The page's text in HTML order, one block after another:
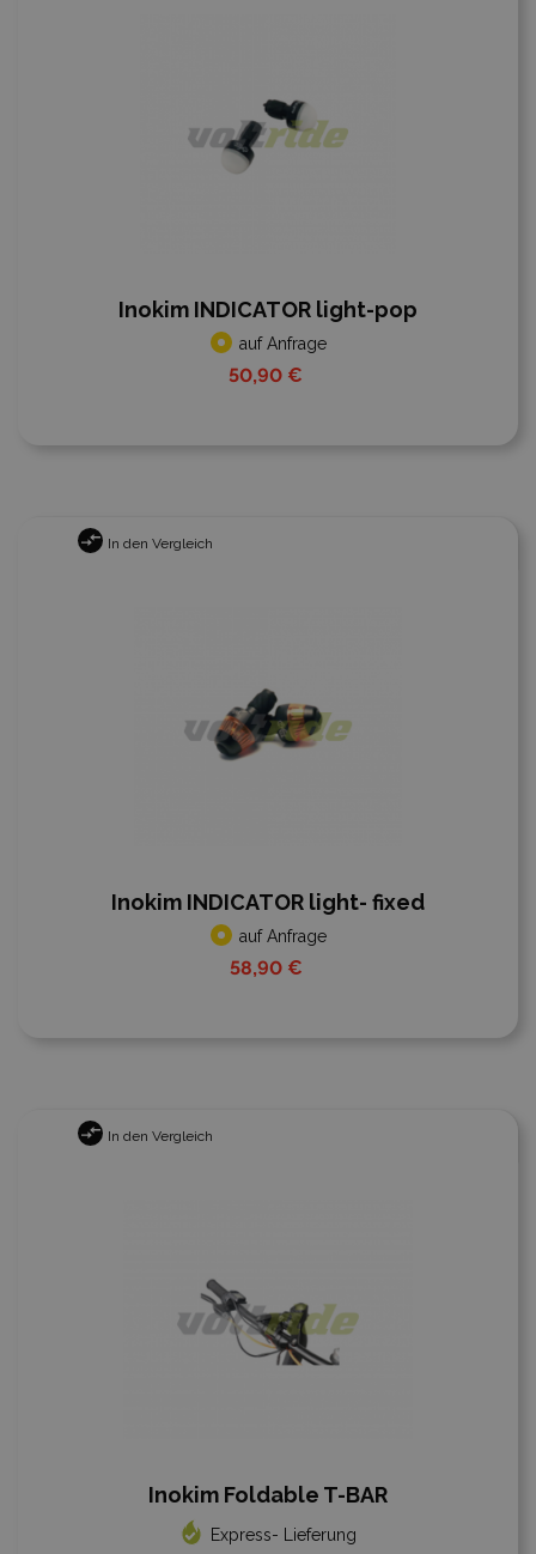
Inokim INDICATOR light-pop
auf Anfrage
50,90 €
In den Vergleich
Inokim INDICATOR light- fixed
auf Anfrage
58,90 €
In den Vergleich
Inokim Foldable T-BAR
Express- Lieferung